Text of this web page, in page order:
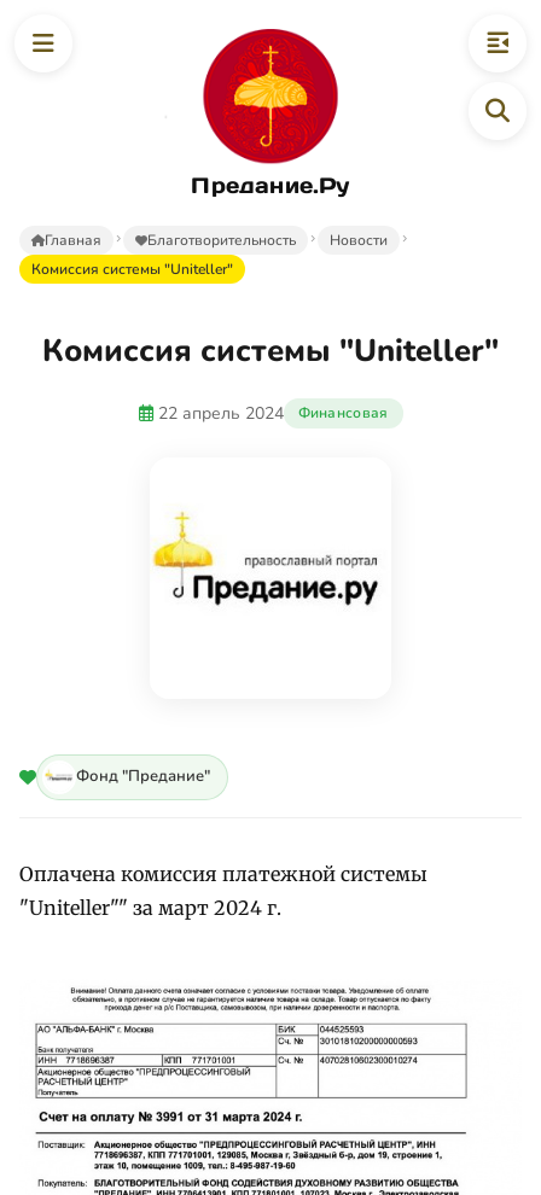
Предание.Ру
Главная Благотворительность
Новости
Комиссия системы "Uniteller"
Комиссия системы "Uniteller"
22 апрель 2024 Финансовая
Фонд "Предание"
Оплачена комиссия платежной системы
"Uniteller"" за март 2024 г.